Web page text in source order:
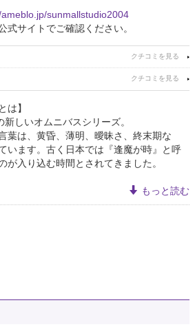
sunmallstudio2004
サイトでご確認ください。
は】
しいオムニバスシリーズ。
葉は、黄昏、薄明、曖昧さ、終末期な
います。古く日本では『逢魔が時』と呼
が入り込む時間とされてきました。
もっと読む